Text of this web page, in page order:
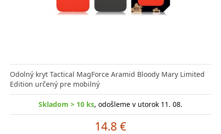
Odolný kryt Tactical MagForce Aramid Bloody Mary Limited
Edition určený pre mobilný
Skladom > 10 ks, odošleme v utorok 11. 08.
14.8 €